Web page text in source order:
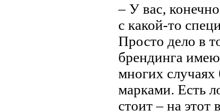
– У вас,
с какой-то
Просто дело в
брендинга
многих
марками. Есть
стоит – на этот